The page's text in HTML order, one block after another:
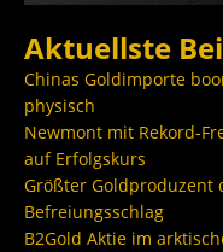
Aktuellste
Chinas Goldimporte
physisch
Newmont mit Rekord-
auf Erfolgskurs
Größter Goldproduzent
Befreiungsschlag
B2Gold Aktie im